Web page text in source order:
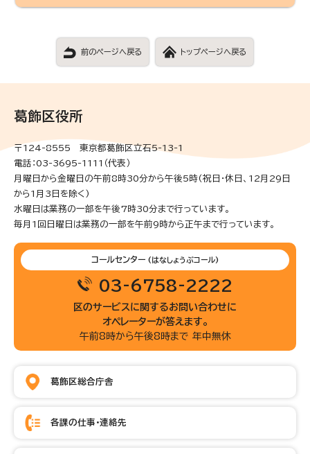
前のページへ戻る トップページへ戻る
葛飾区役所
〒124-8555 東京都葛飾区立石5-13-1
電話：03-3695-1111（代表）
月曜日から金曜日の午前8時30分から午後5時(祝日・休日、12月29日
から1月3日を除く)
水曜日は業務の一部を午後7時30分まで行っています。
毎月1回日曜日は業務の一部を午前9時から正午まで行っています。
コールセンター (はなしょうぶコール)
03-6758-2222
区のサービスに関するお問い合わせに
オペレーターが答えます。
午前8時から午後8時まで 年中無休
葛飾区総合庁舎
各課の仕事・連絡先